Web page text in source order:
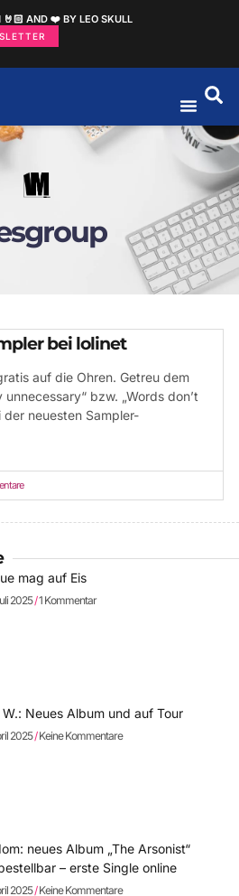
🤘🏻 AND ❤️ BY LEO SKULL
bei lolinet
auf die Ohren. Getreu dem
bzw. „Words don’t
neuesten Sampler-
mag auf Eis
20251 Kommentar
W.: Neues Album und auf Tour
2025 Keine Kommentare
neues Album „The Arsonist“
– erste Single online
2025 Keine Kommentare